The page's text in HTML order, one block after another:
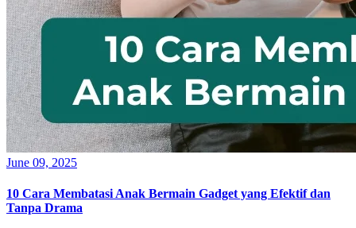
June 09, 2025
10 Cara Membatasi Anak Bermain Gadget yang Efektif dan
Tanpa Drama